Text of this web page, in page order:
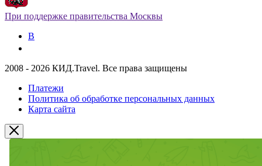
При поддержке правительства Москвы
В
2008 - 2026 КИД.Travel. Все права защищены
Платежи
Политика об обработке персональных данных
Карта сайта